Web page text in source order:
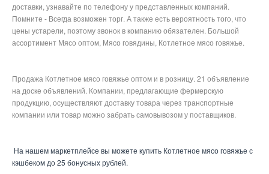
доставки, узнавайте по телефону у представленных компаний.
Помните - Всегда возможен торг. А также есть вероятность того, что
цены устарели, поэтому звонок в компанию обязателен. Большой
ассортимент Мясо оптом, Мясо говядины, Котлетное мясо говяжье.
Продажа Котлетное мясо говяжье оптом и в розницу. 21 объявление
на доске объявлений. Компании, предлагающие фермерскую
продукцию, осуществляют доставку товара через транспортные
компании или товар можно забрать самовывозом у поставщиков.
На нашем маркетплейсе вы можете купить Котлетное мясо говяжье с
кэшбеком до 25 бонусных рублей.